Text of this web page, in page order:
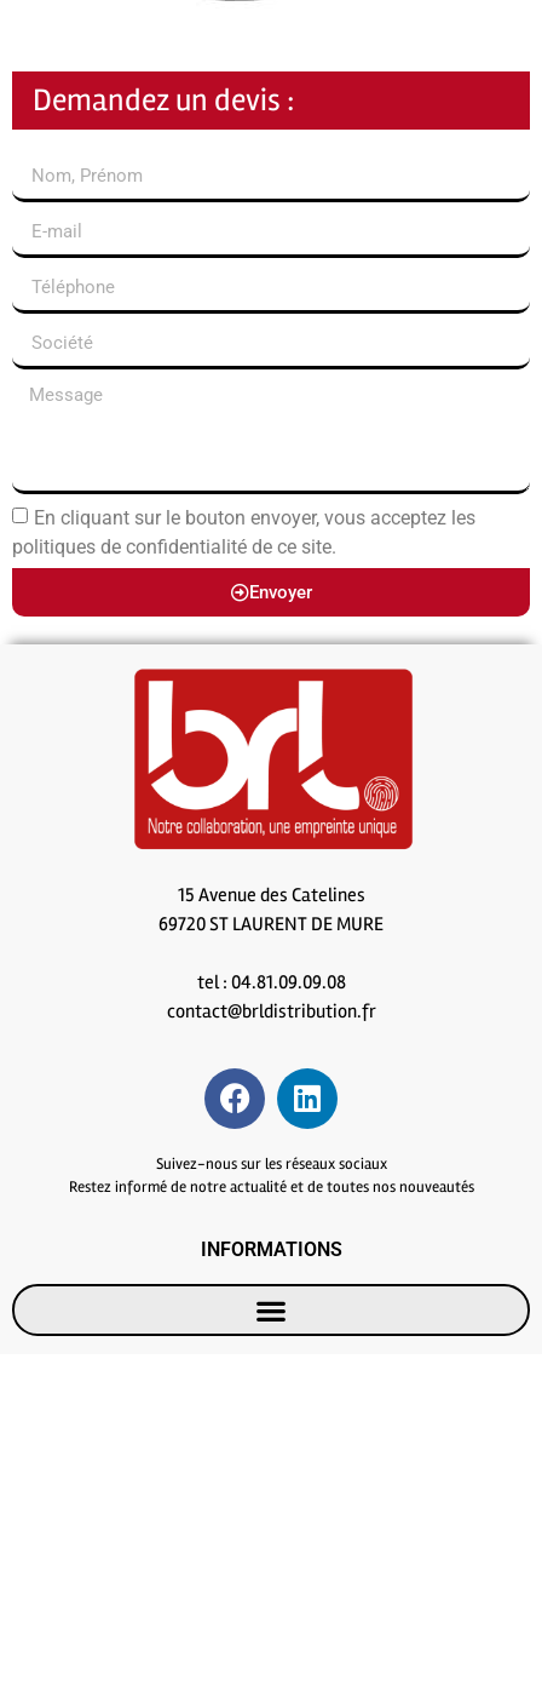
Demandez un devis :
En cliquant sur le bouton envoyer, vous acceptez les
politiques de confidentialité de ce site.
Envoyer
15 Avenue des Catelines
69720 ST LAURENT DE MURE
tel : 04.81.09.09.08
contact@brldistribution.fr
Suivez-nous sur les réseaux sociaux
Restez informé de notre actualité et de toutes nos nouveautés
INFORMATIONS